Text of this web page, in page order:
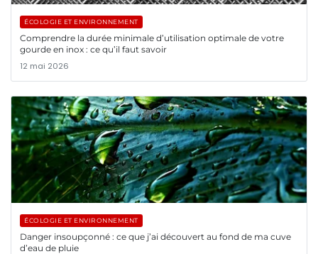
ÉCOLOGIE ET ENVIRONNEMENT
Comprendre la durée minimale d’utilisation optimale de votre
gourde en inox : ce qu’il faut savoir
12 mai 2026
ÉCOLOGIE ET ENVIRONNEMENT
Danger insoupçonné : ce que j’ai découvert au fond de ma cuve
d’eau de pluie